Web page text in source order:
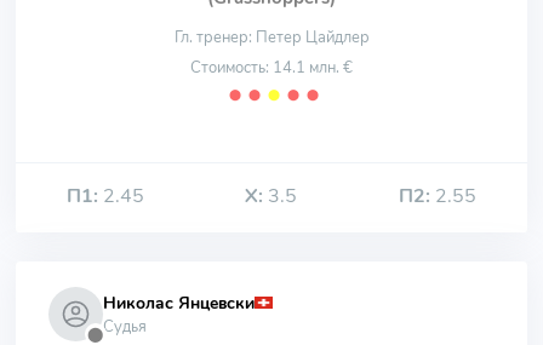
Гл. тренер: Петер Цайдлер
Стоимость: 14.1 млн. €
⬤ ⬤ ⬤ ⬤ ⬤
П1: 2.45 Х: 3.5 П2: 2.55
⬤
Николас Янцевски
Судья